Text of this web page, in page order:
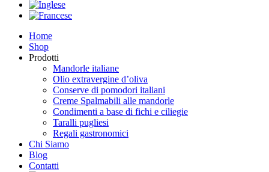
Home
Shop
Prodotti
Mandorle italiane
Olio extravergine d’oliva
Conserve di pomodori italiani
Creme Spalmabili alle mandorle
Condimenti a base di fichi e ciliegie
Taralli pugliesi
Regali gastronomici
Chi Siamo
Blog
Contatti